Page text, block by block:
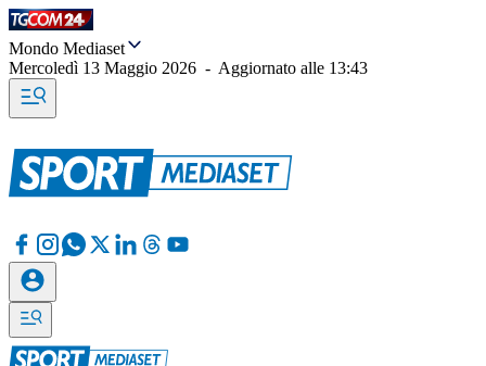
Mondo Mediaset
Mercoledì 13 Maggio 2026 - Aggiornato alle 13:43